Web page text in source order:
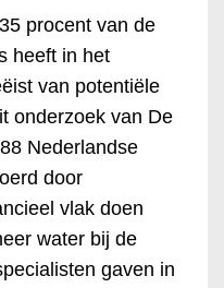
procent van de
heeft in het
van potentiële
onderzoek van De
Nederlandse
door
vlak doen
water bij de
gaven in